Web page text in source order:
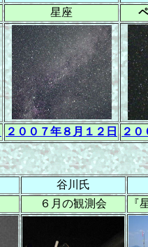
星座
２００７年８月１２日 ２
谷川氏
６月の観測会 『